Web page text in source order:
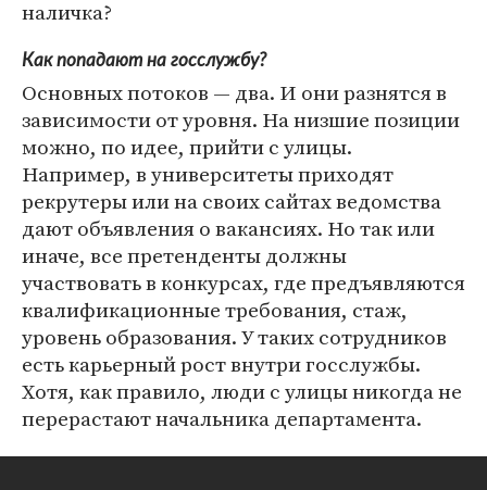
наличка?
Как попадают на госслужбу?
Основных потоков — два. И они разнятся в
зависимости от уровня. На низшие позиции
можно, по идее, прийти с улицы.
Например, в университеты приходят
рекрутеры или на своих сайтах ведомства
дают объявления о вакансиях. Но так или
иначе, все претенденты должны
участвовать в конкурсах, где предъявляются
квалификационные требования, стаж,
уровень образования. У таких сотрудников
есть карьерный рост внутри госслужбы.
Хотя, как правило, люди с улицы никогда не
перерастают начальника департамента.